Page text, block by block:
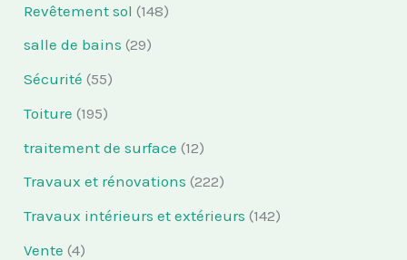
Revêtement sol (148)
salle de bains (29)
Sécurité (55)
Toiture (195)
traitement de surface (12)
Travaux et rénovations (222)
Travaux intérieurs et extérieurs (142)
Vente (4)